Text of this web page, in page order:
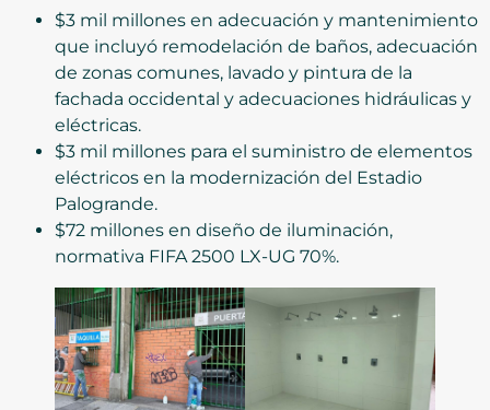
$3 mil millones en adecuación y mantenimiento
que incluyó remodelación de baños, adecuación
de zonas comunes, lavado y pintura de la
fachada occidental y adecuaciones hidráulicas y
eléctricas.
$3 mil millones para el suministro de elementos
eléctricos en la modernización del Estadio
Palogrande.
$72 millones en diseño de iluminación,
normativa FIFA 2500 LX-UG 70%.